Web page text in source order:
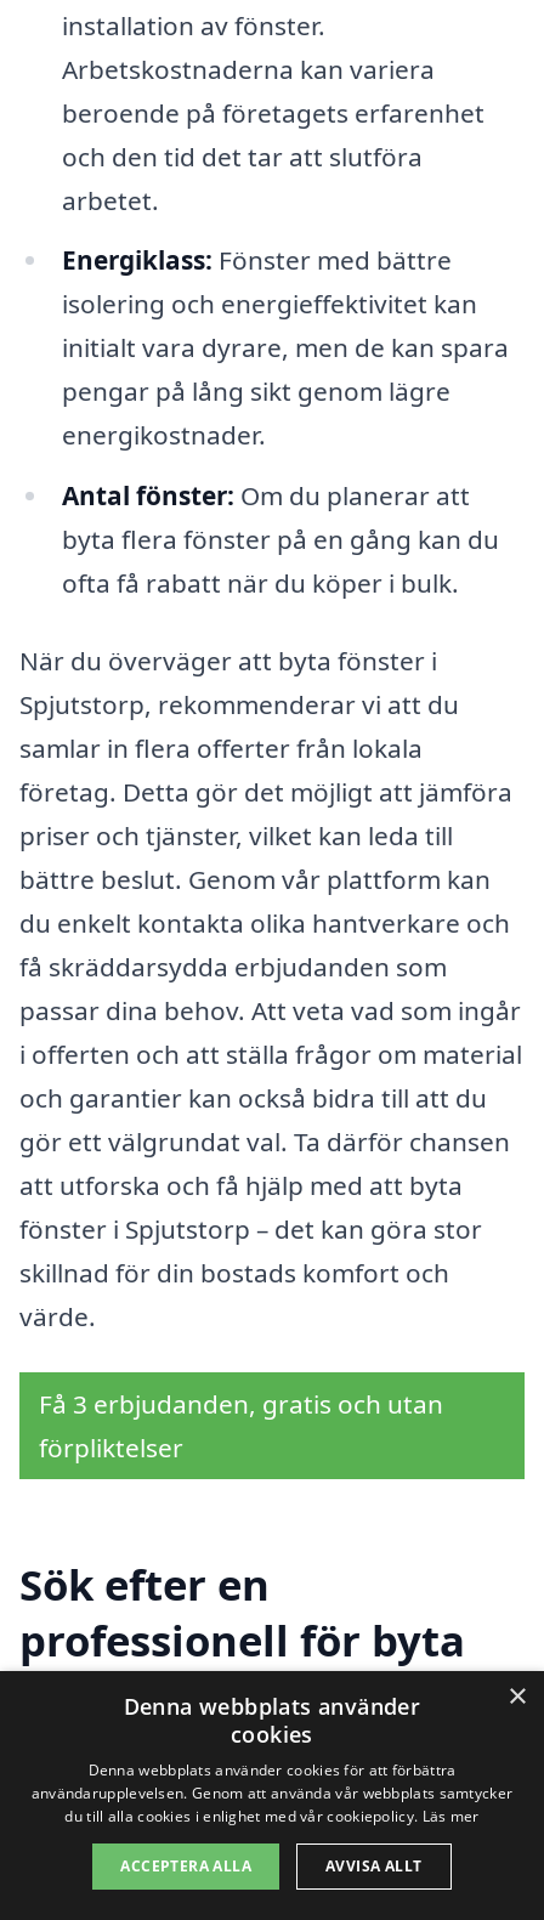
installation av fönster.
Arbetskostnaderna kan variera
beroende på företagets erfarenhet
och den tid det tar att slutföra
arbetet.
Energiklass: Fönster med bättre
isolering och energi­effektivitet kan
initialt vara dyrare, men de kan spara
pengar på lång sikt genom lägre
energikostnader.
Antal fönster: Om du planerar att
byta flera fönster på en gång kan du
ofta få rabatt när du köper i bulk.
När du överväger att byta fönster i
Spjutstorp, rekommenderar vi att du
samlar in flera offerter från lokala
företag. Detta gör det möjligt att jämföra
priser och tjänster, vilket kan leda till
bättre beslut. Genom vår plattform kan
du enkelt kontakta olika hantverkare och
få skräddarsydda erbjudanden som
passar dina behov. Att veta vad som ingår
i offerten och att ställa frågor om material
och garantier kan också bidra till att du
gör ett välgrundat val. Ta därför chansen
att utforska och få hjälp med att byta
fönster i Spjutstorp – det kan göra stor
skillnad för din bostads komfort och
värde.
Få 3 erbjudanden, gratis och utan
förpliktelser
Sök efter en
professionell för byta
fönster i andra städer
nära Spjutstorp
Att byta fönster i Spjutstorp kan vara en
utmaning, men det finns hjälp att få.
×
Denna webbplats använder
cookies
Denna webbplats använder cookies för att förbättra
användarupplevelsen. Genom att använda vår webbplats samtycker
du till alla cookies i enlighet med vår cookiepolicy. Läs mer
ACCEPTERA ALLA AVVISA ALLT